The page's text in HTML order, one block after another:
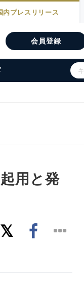
内プレスリリース
会員登録
用と発